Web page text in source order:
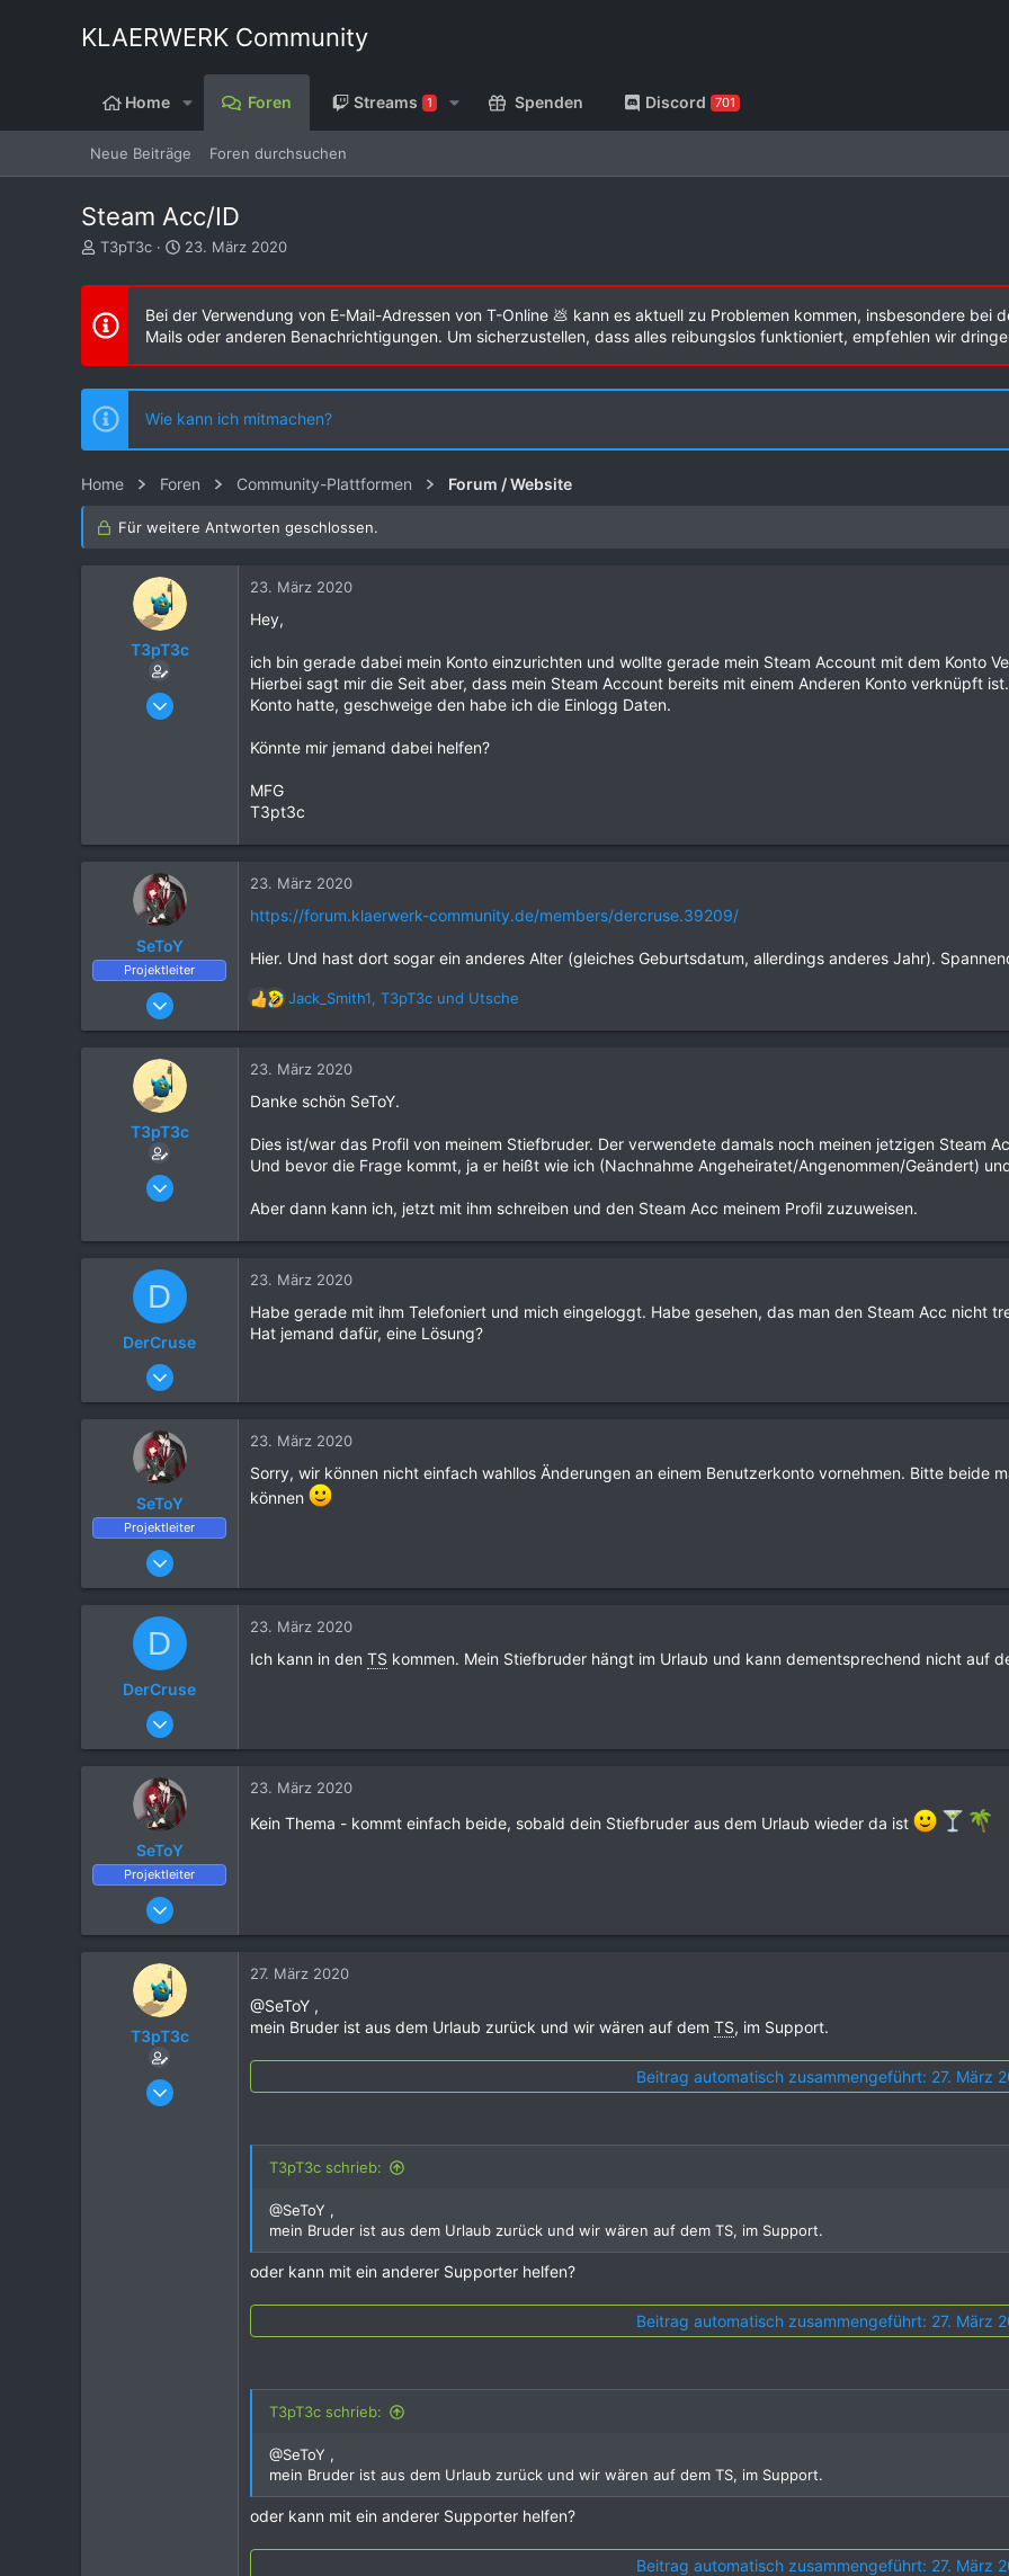
KLAERWERK Community
Home Foren Streams 1 Spenden Discord 701
Neue Beiträge Foren durchsuchen
Steam Acc/ID
E
s
e
l
e
r
T3pT3c
E
s
e
l
t
m
23. März 2020
Bei der Verwendung von E-Mail-Adressen von T-Online 💩 kann es aktuell zu Problemen kommen, insbesondere bei
Mails oder anderen Benachrichtigungen. Um sicherzustellen, dass alles reibungslos funktioniert, empfehlen wir
Wie kann ich mitmachen?
Home Foren Community-Plattformen Forum / Website
Für weitere Antworten geschlossen.
T3pT3c
23. März 2020
23. März 2020
Hey,
ich bin gerade dabei mein Konto einzurichten und wollte gerade mein Steam Account mit dem Konto
Hierbei sagt mir die Seit aber, dass mein Steam Account bereits mit einem Anderen Konto verknüpft
Konto hatte, geschweige den habe ich die Einlogg Daten.
Könnte mir jemand dabei helfen?
MFG
T3pt3c
SeToY
Projektleiter
25. März 2016
21.081
23. März 2020
https://forum.klaerwerk-community.de/members/dercruse.39209/
Hier. Und hast dort sogar ein anderes Alter (gleiches Geburtsdatum, allerdings anderes Jahr).
R
e
k
i
n
e
:
Jack_Smith1, T3pT3c und Utsche
T3pT3c
23. März 2020
2
23. März 2020
Danke schön SeToY.
Dies ist/war das Profil von meinem Stiefbruder. Der verwendete damals noch meinen jetzigen Steam
Und bevor die Frage kommt, ja er heißt wie ich (Nachnahme Angeheiratet/Angenommen/Geändert)
Aber dann kann ich, jetzt mit ihm schreiben und den Steam Acc meinem Profil zuzuweisen.
D
DerCruse
0
23. März 2020
Habe gerade mit ihm Telefoniert und mich eingeloggt. Habe gesehen, das man den Steam Acc nicht
Hat jemand dafür, eine Lösung?
SeToY
Projektleiter
25. März 2016
21.081
23. März 2020
Sorry, wir können nicht einfach wahllos Änderungen an einem Benutzerkonto vornehmen. Bitte beide
können
D
DerCruse
0
23. März 2020
Ich kann in den TS kommen. Mein Stiefbruder hängt im Urlaub und kann dementsprechend nicht auf
SeToY
Projektleiter
25. März 2016
21.081
23. März 2020
Kein Thema - kommt einfach beide, sobald dein Stiefbruder aus dem Urlaub wieder da ist
T3pT3c
23. März 2020
27. März 2020
@SeToY ,
mein Bruder ist aus dem Urlaub zurück und wir wären auf dem TS, im Support.
Beitrag automatisch zusammengeführt: 27. März
T3pT3c schrieb:
@SeToY ,
mein Bruder ist aus dem Urlaub zurück und wir wären auf dem TS, im Support.
oder kann mit ein anderer Supporter helfen?
Beitrag automatisch zusammengeführt: 27. März
T3pT3c schrieb:
@SeToY ,
mein Bruder ist aus dem Urlaub zurück und wir wären auf dem TS, im Support.
oder kann mit ein anderer Supporter helfen?
Beitrag automatisch zusammengeführt: 27. März